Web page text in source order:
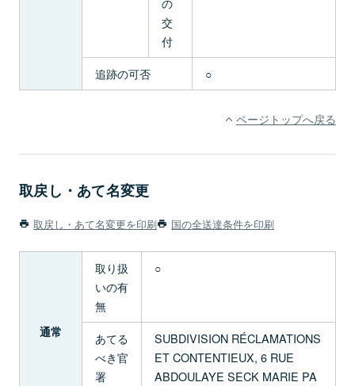
交
付
追跡の可否
○
ページトップへ戻る
取戻し・あて名変更
取戻し・あて名変更を印刷 国の全送達条件を印刷
通常
取り扱
いの有
無
○
あてる
べき官
署
SUBDIVISION RÉCLAMATIONS
ET CONTENTIEUX, 6 RUE
ABDOULAYE SECK MARIE PA